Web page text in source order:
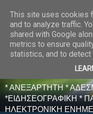
E F E N P
* ΑΝΕΞΑΡΤΗΤΗ *
*ΕΙΔΗΣΕΟΓΡΑΦΙΚΗ *
ΗΛΕΚΤΡΟΝΙΚΗ
This site uses cookies
and to analyze traffic.
shared with Google
metrics to ensure
statistics, and to detect